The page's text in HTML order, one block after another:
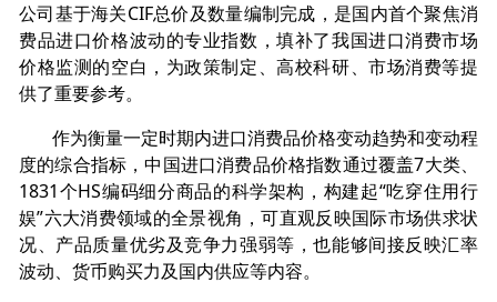
公司基于海关CIF总价及数量编制完成，是国内首个聚焦消
费品进口价格波动的专业指数，填补了我国进口消费市场
价格监测的空白，为政策制定、高校科研、市场消费等提
供了重要参考。
作为衡量一定时期内进口消费品价格变动趋势和变动程
度的综合指标，中国进口消费品价格指数通过覆盖7大类、
1831个HS编码细分商品的科学架构，构建起“吃穿住用行
娱”六大消费领域的全景视角，可直观反映国际市场供求状
况、产品质量优劣及竞争力强弱等，也能够间接反映汇率
波动、货币购买力及国内供应等内容。